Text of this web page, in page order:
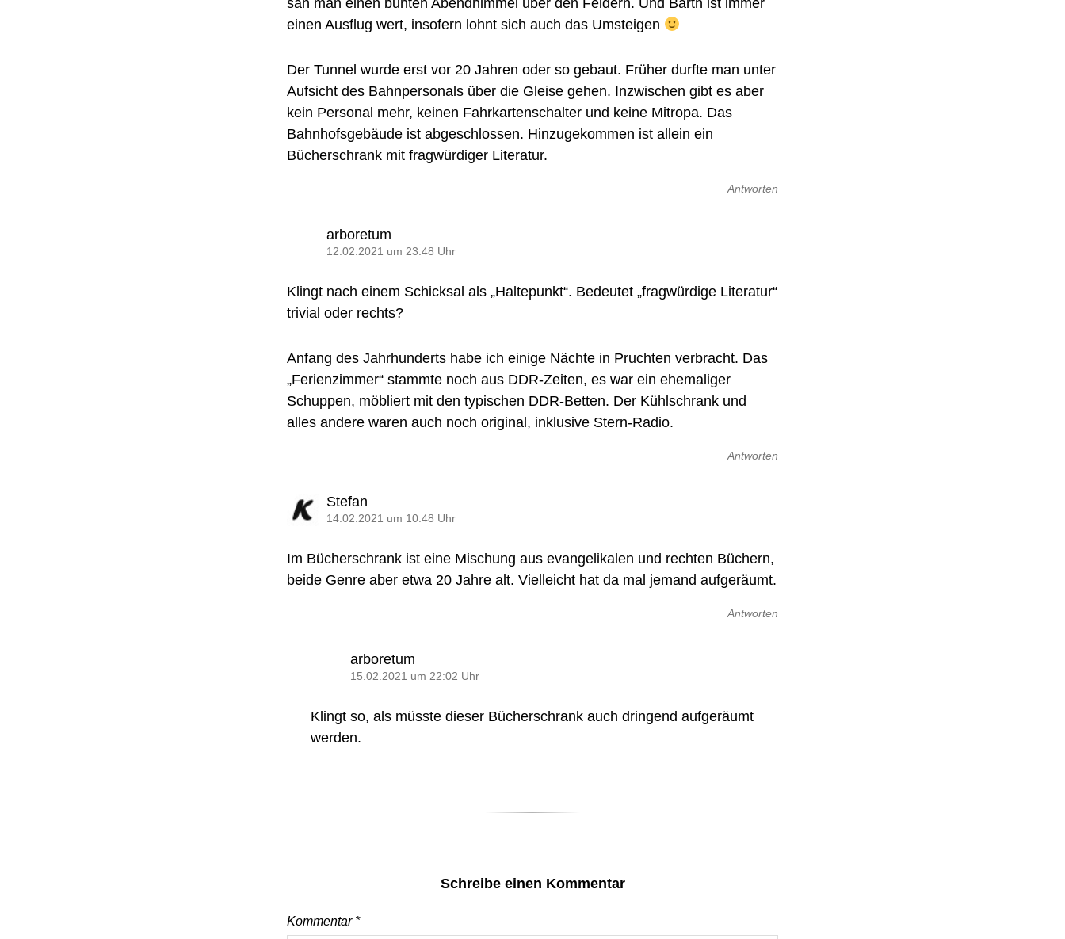
einen Ausflug wert, insofern lohnt sich auch das Umsteigen
Der Tunnel wurde erst vor 20 Jahren oder so gebaut. Früher durfte man unter
Aufsicht des Bahnpersonals über die Gleise gehen. Inzwischen gibt es aber
kein Personal mehr, keinen Fahrkartenschalter und keine Mitropa. Das
Bahnhofsgebäude ist abgeschlossen. Hinzugekommen ist allein ein
Bücherschrank mit fragwürdiger Literatur.
Antworten
arboretum
12.02.2021 um 23:48 Uhr
Klingt nach einem Schicksal als „Haltepunkt“. Bedeutet „fragwürdige Literatur“
trivial oder rechts?
Anfang des Jahrhunderts habe ich einige Nächte in Pruchten verbracht. Das
„Ferienzimmer“ stammte noch aus DDR-Zeiten, es war ein ehemaliger
Schuppen, möbliert mit den typischen DDR-Betten. Der Kühlschrank und
alles andere waren auch noch original, inklusive Stern-Radio.
Antworten
Stefan
14.02.2021 um 10:48 Uhr
Im Bücherschrank ist eine Mischung aus evangelikalen und rechten Büchern,
beide Genre aber etwa 20 Jahre alt. Vielleicht hat da mal jemand aufgeräumt.
Antworten
arboretum
15.02.2021 um 22:02 Uhr
Klingt so, als müsste dieser Bücherschrank auch dringend aufgeräumt
werden.
Schreibe einen Kommentar
Kommentar *